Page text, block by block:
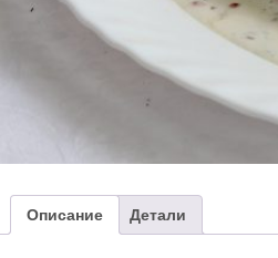
Описание Детали